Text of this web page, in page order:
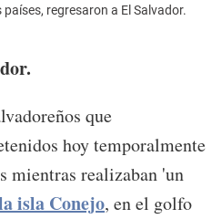
regresaron a El Salvador.
que
hoy temporalmente
mientras realizaban 'un
isla Conejo, en el golfo